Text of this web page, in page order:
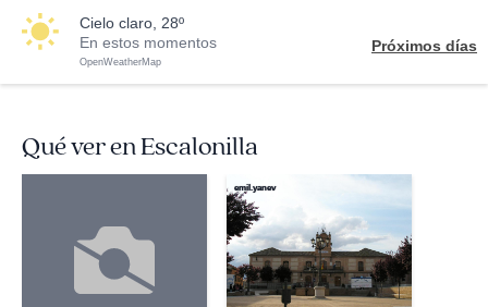
cielo claro, 28º
En estos momentos
OpenWeatherMap
Próximos días
Qué ver en Escalonilla
emil.yanev